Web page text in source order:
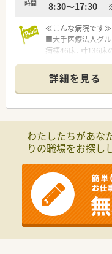
時間
8:30～17:30
≪こんな病院です≫
■大手医療法人グル
病棟46床、計136床
全面的にバックア
■主な業務は入院調
剤管理指導業務、
■病棟薬剤業務だけ
■2016年に移転、
≪業務内容≫
■注射薬（抗がん剤
■病棟業務（全て
■チーム医療の参加
ム（NST）、褥瘡対
病療養チーム等
■薬品管理業務
■医薬品情報管理
詳細を見る
わたしたちがあな
りの職場をお探し